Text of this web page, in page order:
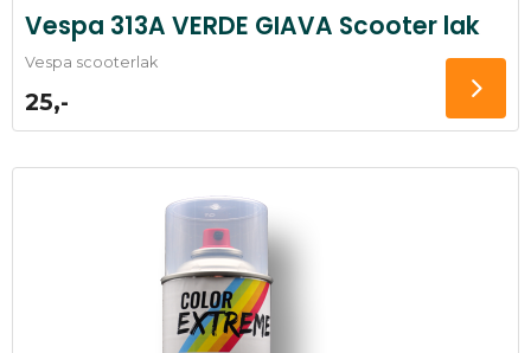
Vespa 313A VERDE GIAVA Scooter lak
Vespa scooterlak
25,-